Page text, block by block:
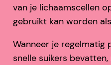
van je lichaamscellen
gebruikt kan worden
Wanneer je regelmatig
snelle suikers